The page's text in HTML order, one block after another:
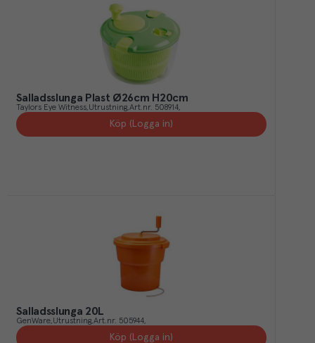
Salladsslunga Plast Ø26cm H20cm
Taylors Eye Witness Utrustning Art.nr. 508914
Köp (Logga in)
Salladsslunga 20L
GenWare Utrustning Art.nr. 505944
Köp (Logga in)